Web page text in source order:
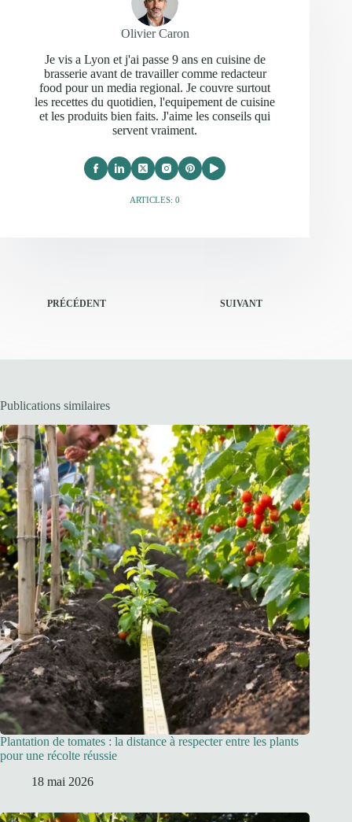
Olivier Caron
Je vis a Lyon et j'ai passe 9 ans en cuisine de
brasserie avant de travailler comme redacteur
food pour un media regional. Je couvre surtout
les recettes du quotidien, l'equipement de cuisine
et les produits bien faits. J'aime les conseils qui
servent vraiment.
ARTICLES: 0
PRÉCÉDENT SUIVANT
Publications similaires
Plantation de tomates : la distance à respecter entre les plants
pour une récolte réussie
18 mai 2026